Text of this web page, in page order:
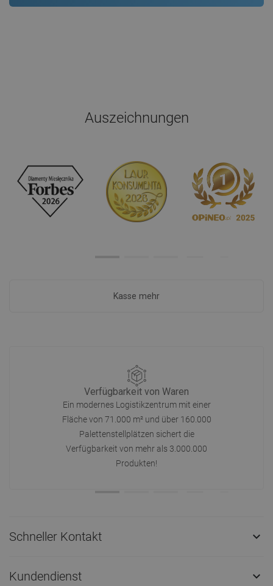
Auszeichnungen
Kasse mehr
Verfügbarkeit von Waren
Ein modernes Logistikzentrum mit einer
Fläche von 71.000 m² und über 160.000
Palettenstellplätzen sichert die
Verfügbarkeit von mehr als 3.000.000
Produkten!
Schneller Kontakt 
Kundendienst 